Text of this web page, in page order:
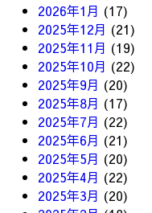
2026年1月 (17)
2025年12月 (21)
2025年11月 (19)
2025年10月 (22)
2025年9月 (20)
2025年8月 (17)
2025年7月 (22)
2025年6月 (21)
2025年5月 (20)
2025年4月 (22)
2025年3月 (20)